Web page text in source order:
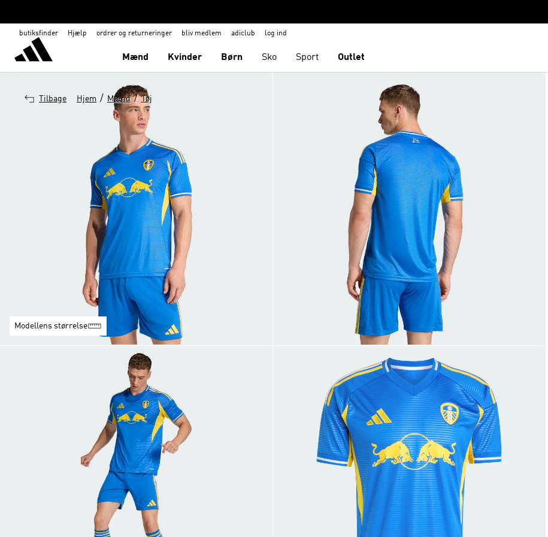
butiksfinder Hjælp ordrer og returneringer bliv medlem adiclub log ind
Mænd Kvinder Børn Sko Sport Outlet
Tilbage Hjem / Mænd / Tøj
Modellens størrelse